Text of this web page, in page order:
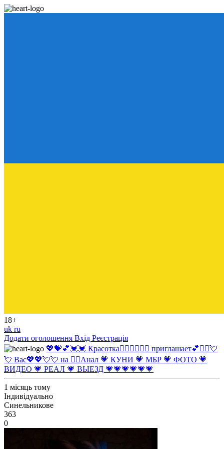
18+
uk ru
Додати оголошення Вхід Реєстрація
💖💝💕💓💓 Красотка❤️‍🔥❤️‍🔥💘💖 приглашает💕❤️‍🔥💘
💘 Вас💖💖💘💘 на ❤️‍🔥Анал 💗 КУНИ 💗 МБР 💗 ФОТО 💗
ВИДЕО 💗 РЕАЛ 💗 ВЫЕЗД 💗💗💗💗💗💗
1 місяць тому
Індивідуально
Синельникове
363
0